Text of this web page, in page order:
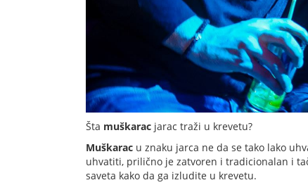
Šta muškarac jarac traži u krevetu?
Muškarac u znaku jarca ne da se tako lako
uhvatiti, prilično je zatvoren i tradicionalan i
saveta kako da ga izludite u krevetu.